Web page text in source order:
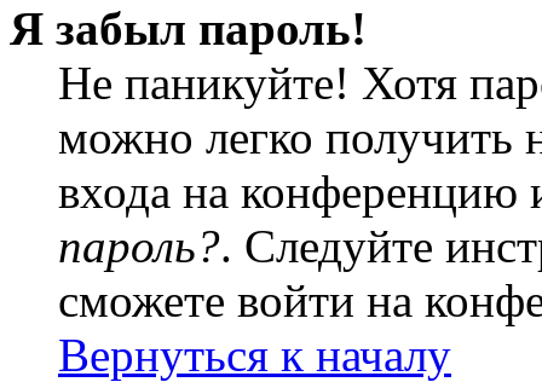
Я забыл пароль!
Не паникуйте! Хотя
можно легко получить
входа на
пароль?. Следуйте
сможете войти на
Вернуться к началу